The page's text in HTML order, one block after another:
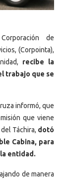
de
(Corpointa),
recibe la
trabajo que se
informó, que
que viene
Táchira, dotó
Cabina, para
entidad.
de manera